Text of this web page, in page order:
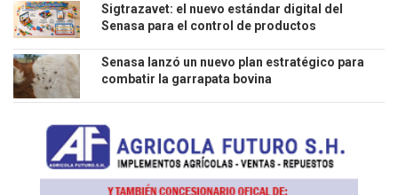
Sigtrazavet: el nuevo estándar digital del
Senasa para el control de productos
Senasa lanzó un nuevo plan estratégico para
combatir la garrapata bovina